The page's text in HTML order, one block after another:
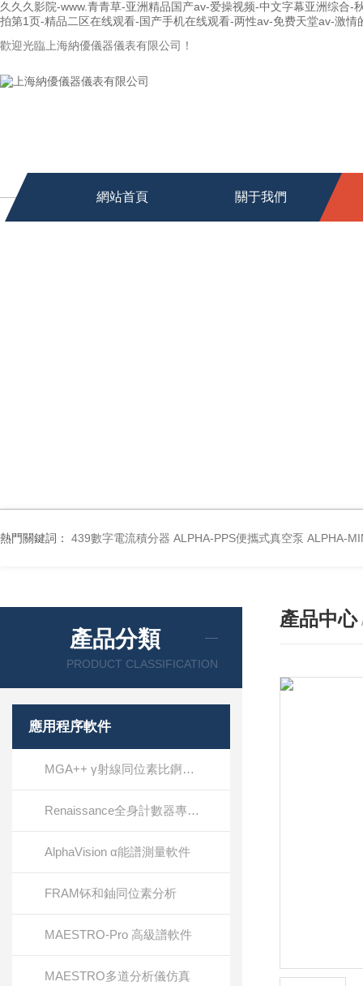
久久久影院-www.青青草-亚洲精品国产av-爱操视频-中文字幕亚洲综合
拍第1页-精品二区在线观看-国产手机在线观看-两性av-免费天堂av-激
歡迎光臨上海納優儀器儀表有限公司！
網站首頁 關于我們
熱門關鍵詞： 439數字電流積分器 ALPHA-PPS便攜式真空泵 ALPHA-
產品分類
PRODUCT CLASSIFICATION
應用程序軟件
MGA++ γ射線同位素比錒系元素分析
Renaissance全身計數器專用軟件
AlphaVision α能譜測量軟件
FRAM钚和鈾同位素分析
MAESTRO-Pro 高級譜軟件
MAESTRO多道分析儀仿真
產品中心